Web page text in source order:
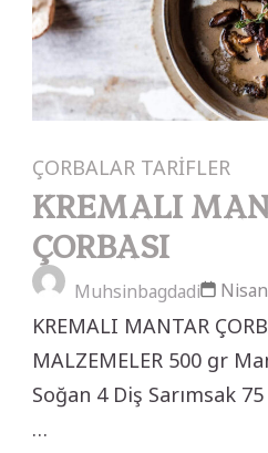
ÇORBALAR TARİFLER
KREMALI
ÇORBASI
Muhsinbagdadi
KREMALI MANTAR
MALZEMELER 500 gr
Soğan 4 Diş Sarımsak
…